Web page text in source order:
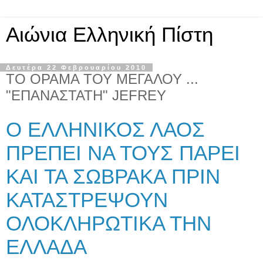
Αιώνια Ελληνική Πίστη
Δευτέρα 22 Φεβρουαρίου 2010
ΤΟ ΟΡΑΜΑ ΤΟΥ ΜΕΓΑΛΟΥ ...
"ΕΠΑΝΑΣΤΑΤΗ" JEFREY
Ο ΕΛΛΗΝΙΚΟΣ ΛΑΟΣ
ΠΡΕΠΕΙ ΝΑ ΤΟΥΣ ΠΑΡΕΙ
ΚΑΙ ΤΑ ΣΩΒΡΑΚΑ ΠΡΙΝ
ΚΑΤΑΣΤΡΕΨΟΥΝ
ΟΛΟΚΛΗΡΩΤΙΚΑ ΤΗΝ
ΕΛΛΑΔΑ